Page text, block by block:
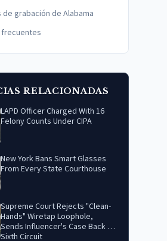
de grabación de Alabama
RELACIONADAS
LAPD Officer Charged With 16
Felony Counts Under CIPA
New York Bans Smart Glasses
From Every State Courthouse
Supreme Court Rejects "Clean-
Hands" Wiretap Loophole,
Sends Influencer's Case Back to
Sixth Circuit